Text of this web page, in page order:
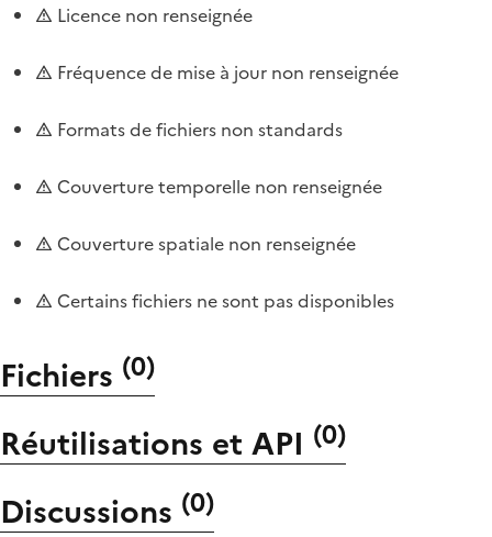
Licence non renseignée
Fréquence de mise à jour non renseignée
Formats de fichiers non standards
Couverture temporelle non renseignée
Couverture spatiale non renseignée
Certains fichiers ne sont pas disponibles
Fichiers (0)
Réutilisations et API (0)
Discussions (0)